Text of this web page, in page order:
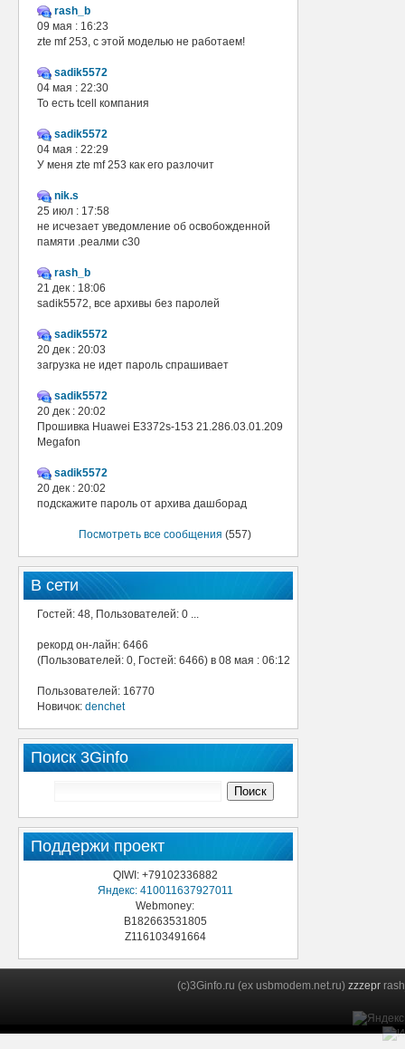
rash_b
09 мая : 16:23
zte mf 253, с этой моделью не работаем!
sadik5572
04 мая : 22:30
То есть tcell компания
sadik5572
04 мая : 22:29
У меня zte mf 253 как его разлочит
nik.s
25 июл : 17:58
не исчезает уведомление об освобожденной
памяти .реалми с30
rash_b
21 дек : 18:06
sadik5572, все архивы без паролей
sadik5572
20 дек : 20:03
загрузка не идет пароль спрашивает
sadik5572
20 дек : 20:02
Прошивка Huawei E3372s-153 21.286.03.01.209
Megafon
sadik5572
20 дек : 20:02
подскажите пароль от архива дашборад
Посмотреть все сообщения (557)
В сети
Гостей: 48, Пользователей: 0 ...
рекорд он-лайн: 6466
(Пользователей: 0, Гостей: 6466) в 08 мая : 06:12
Пользователей: 16770
Новичок: denchet
Поиск 3Ginfo
Поддержи проект
QIWI: +79102336882
Яндекс: 410011637927011
Webmoney:
B182663531805
Z116103491664
(c)3Ginfo.ru (ex usbmodem.net.ru) zzzepr